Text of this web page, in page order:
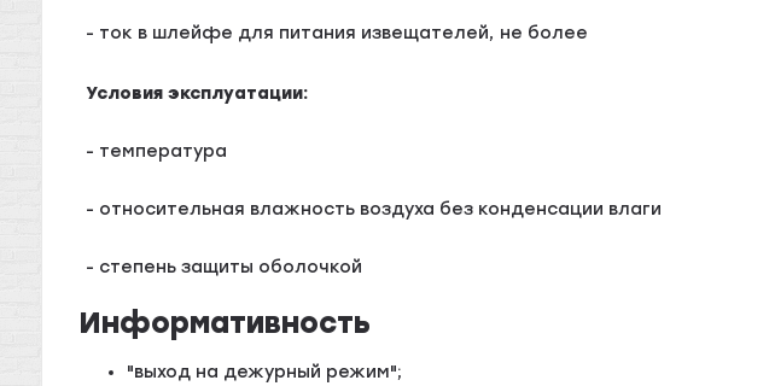
- ток в шлейфе для питания извещателей, не более
Условия эксплуатации:
- температура
- относительная влажность воздуха без конденсации влаги
- степень защиты оболочкой
Информативность
"выход на дежурный режим";